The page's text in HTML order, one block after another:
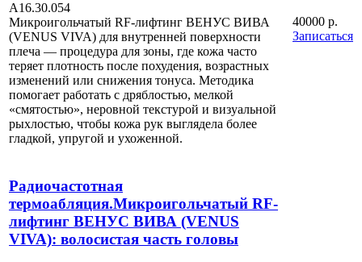
А16.30.054
Микроигольчатый RF-лифтинг ВЕНУС ВИВА
(VENUS VIVA) для внутренней поверхности
плеча — процедура для зоны, где кожа часто
теряет плотность после похудения, возрастных
изменений или снижения тонуса. Методика
помогает работать с дряблостью, мелкой
«смятостью», неровной текстурой и визуальной
рыхлостью, чтобы кожа рук выглядела более
гладкой, упругой и ухоженной.
40000 р.
Записаться
Радиочастотная
термоабляция.Микроигольчатый RF-
лифтинг ВЕНУС ВИВА (VENUS
VIVA): волосистая часть головы